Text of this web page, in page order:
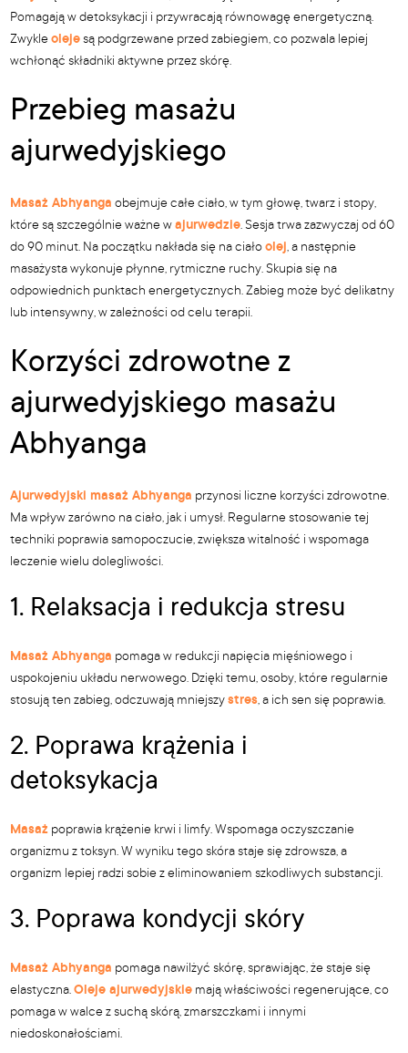
Pomagają w detoksykacji i przywracają równowagę energetyczną.
Zwykleolejesą podgrzewane przed zabiegiem, co pozwala lepiej
wchłonąć składniki aktywne przez skórę.
Przebieg masażu
ajurwedyjskiego
Masaż Abhyanga obejmuje całe ciało, w tym głowę, twarz i stopy,
które są szczególnie ważne wajurwedzie. Sesja trwa zazwyczaj od 60
do 90 minut. Na początku nakłada się na ciałoolej, a następnie
masażysta wykonuje płynne, rytmiczne ruchy. Skupia się na
odpowiednich punktach energetycznych. Zabieg może być delikatny
lub intensywny, w zależności od celu terapii.
Korzyści zdrowotne z
ajurwedyjskiego masażu
Abhyanga
Ajurwedyjski masaż Abhyanga przynosi liczne korzyści zdrowotne.
Ma wpływ zarówno na ciało, jak i umysł. Regularne stosowanie tej
techniki poprawia samopoczucie, zwiększa witalność i wspomaga
leczenie wielu dolegliwości.
1. Relaksacja i redukcja stresu
Masaż Abhyanga pomaga w redukcji napięcia mięśniowego i
uspokojeniu układu nerwowego. Dzięki temu, osoby, które regularnie
stosują ten zabieg, odczuwają mniejszystres, a ich sen się poprawia.
2. Poprawa krążenia i
detoksykacja
Masaż poprawia krążenie krwi i limfy. Wspomaga oczyszczanie
organizmu z toksyn. W wyniku tego skóra staje się zdrowsza, a
organizm lepiej radzi sobie z eliminowaniem szkodliwych substancji.
3. Poprawa kondycji skóry
Masaż Abhyanga pomaga nawilżyć skórę, sprawiając, że staje się
elastyczna.Oleje ajurwedyjskie mają właściwości regenerujące, co
pomaga w walce z suchą skórą, zmarszczkami i innymi
niedoskonałościami.